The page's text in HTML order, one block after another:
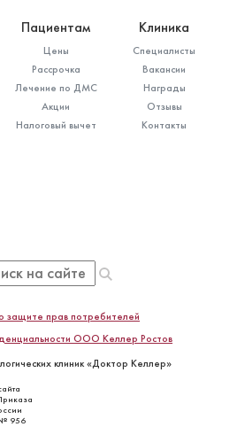
Пациентам
Цены
Рассрочка
Лечение по ДМС
Акции
Налоговый вычет
Клиника
Специалисты
Вакансии
Награды
Отзывы
Контакты
защите прав потребителей
ООО Келлер Ростов
клиник «Доктор Келлер»
№ 956